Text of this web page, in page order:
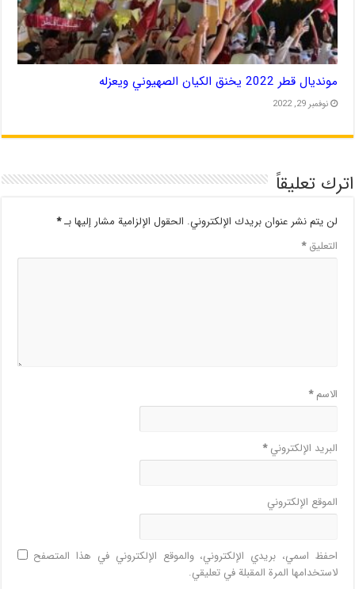
مونديال قطر 2022 يخنق الكيان الصهيوني ويعزله
نوفمبر 29, 2022
اترك تعليقاً
لن يتم نشر عنوان بريدك الإلكتروني. الحقول الإلزامية مشار إليها بـ*
التعليق*
الاسم*
البريد الإلكتروني*
الموقع الإلكتروني
احفظ اسمي، بريدي الإلكتروني، والموقع الإلكتروني في هذا المتصفح
لاستخدامها المرة المقبلة في تعليقي.